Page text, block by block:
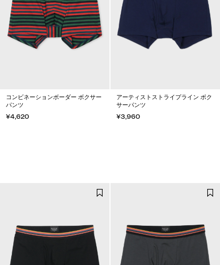
コンビネーションボーダー ボクサー
パンツ
¥4,620
アーティストストライプライン ボク
サーパンツ
¥3,960